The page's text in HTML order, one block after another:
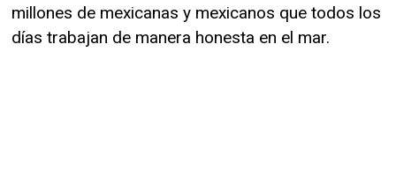
millones de mexicanas y mexicanos que todos los
días trabajan de manera honesta en el mar.